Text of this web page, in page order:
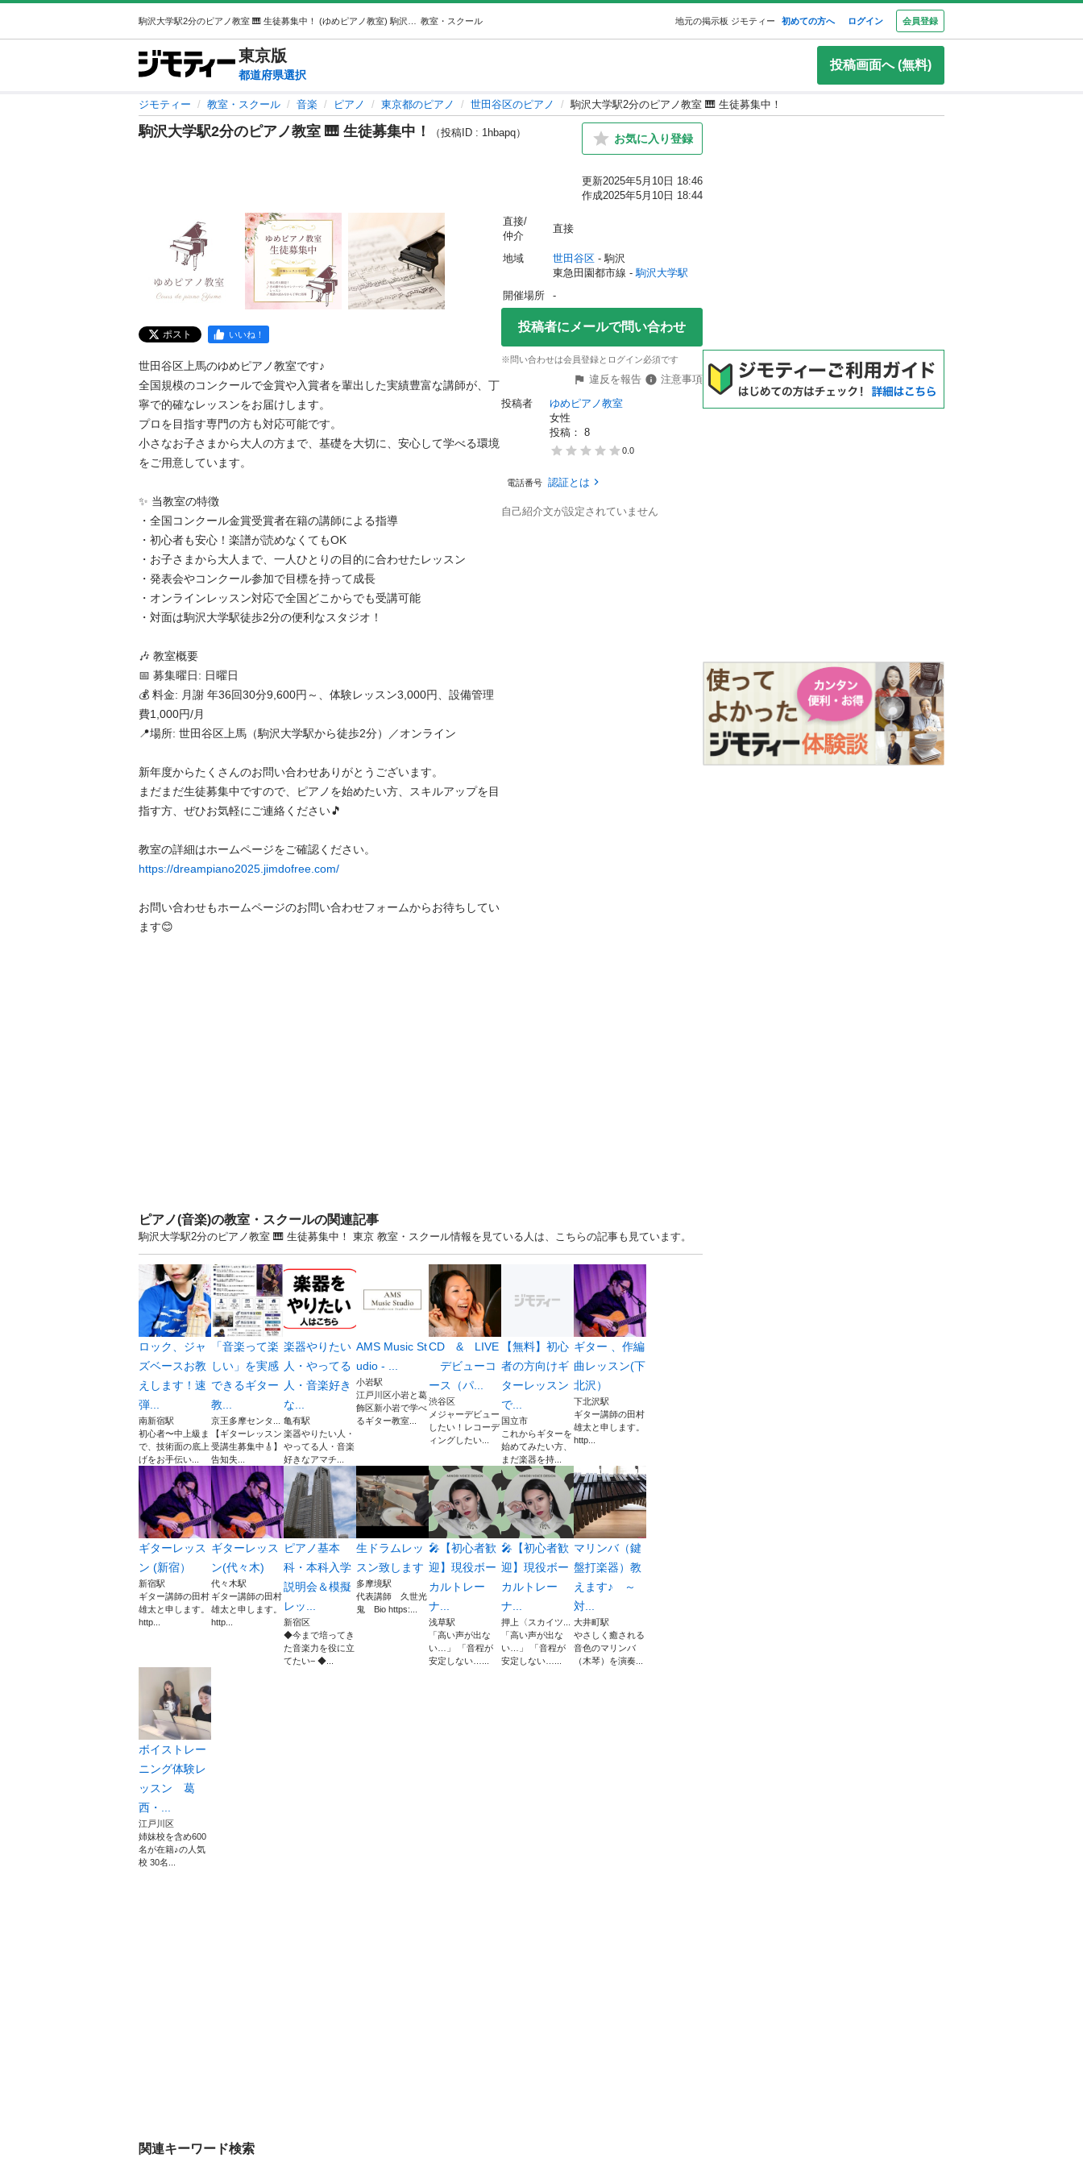
教室・スクール 地元の掲示板 ジモティー 初めての方へ ログイン 会員登録
東京版
都道府県選択
投稿画面へ (無料)
ジモティー 教室・スクール 音楽 ピアノ 東京都のピアノ 世田谷区のピアノ 駒沢大学駅2分のピアノ教室 🎹 生徒募集中！
駒沢大学駅2分のピアノ教室 🎹 生徒募集中！ （投稿ID : 1hbapq） お気に入り登録
更新2025年5月10日 18:46
作成2025年5月10日 18:44
ポスト いいね！
世田谷区上馬のゆめピアノ教室です♪
全国規模のコンクールで金賞や入賞者を輩出した実績豊富な講師が、丁
寧で的確なレッスンをお届けします。
プロを目指す専門の方も対応可能です。
小さなお子さまから大人の方まで、基礎を大切に、安心して学べる環境
をご用意しています。
✨ 当教室の特徴
・全国コンクール金賞受賞者在籍の講師による指導
・初心者も安心！楽譜が読めなくてもOK
・お子さまから大人まで、一人ひとりの目的に合わせたレッスン
・発表会やコンクール参加で目標を持って成長
・オンラインレッスン対応で全国どこからでも受講可能
・対面は駒沢大学駅徒歩2分の便利なスタジオ！
🎶 教室概要
📅 募集曜日: 日曜日
💰 料金: 月謝 年36回30分9,600円～、体験レッスン3,000円、設備管理
費1,000円/月
📍場所: 世田谷区上馬（駒沢大学駅から徒歩2分）／オンライン
新年度からたくさんのお問い合わせありがとうございます。
まだまだ生徒募集中ですので、ピアノを始めたい方、スキルアップを目
指す方、ぜひお気軽にご連絡ください🎵
https://dreampiano2025.jimdofree.com/
お問い合わせもホームページのお問い合わせフォームからお待ちしてい
ます😊
直接/
仲介
直接
地域 世田谷区 - 駒沢
東急田園都市線 - 駒沢大学駅
開催場所
-
投稿者にメールで問い合わせ
※問い合わせは会員登録とログイン必須です
違反を報告
注意事項
投稿者
ゆめピアノ教室
女性
投稿： 8
0.0
電話番号 認証とは
自己紹介文が設定されていません
ピアノ(音楽)の教室・スクールの関連記事
駒沢大学駅2分のピアノ教室 🎹 生徒募集中！ 東京 教室・スクール情報を見ている人は、こちらの記事も見ています。
ロック、ジャ
ズベースお教
えします！速
弾...
南新宿駅
初心者〜中上級ま
で、技術面の底上
げをお手伝い...
「音楽って楽
しい」を実感
できるギター
教...
京王多摩センタ...
【ギターレッスン
受講生募集中🎸】
告知失...
楽器やりたい
人・やってる
人・音楽好き
な...
亀有駅
楽器やりたい人・
やってる人・音楽
好きなアマチ...
AMS Music St
udio - ...
小岩駅
江戸川区小岩と葛
飾区新小岩で学べ
るギター教室...
CD & LIVE
デビューコ
ース（パ...
渋谷区
メジャーデビュー
したい！レコーデ
ィングしたい...
【無料】初心
者の方向けギ
ターレッスン
で...
国立市
これからギターを
始めてみたい方、
まだ楽器を持...
ギター 、作編
曲レッスン(下
北沢）
下北沢駅
ギター講師の田村
雄太と申します。
http...
ギターレッス
ン (新宿）
新宿駅
ギター講師の田村
雄太と申します。
http...
ギターレッス
ン(代々木)
代々木駅
ギター講師の田村
雄太と申します。
http...
ピアノ基本
科・本科入学
説明会＆模擬
レッ...
新宿区
◆今まで培ってき
た音楽力を役に立
てたい− ◆...
生ドラムレッ
スン致します
多摩境駅
代表講師 久世光
鬼 Bio https:...
🎤【初心者歓
迎】現役ボー
カルトレー
ナ...
浅草駅
「高い声が出な
い…」 「音程が
安定しない…...
🎤【初心者歓
迎】現役ボー
カルトレー
ナ...
押上〈スカイツ...
「高い声が出な
い…」 「音程が
安定しない…...
マリンバ（鍵
盤打楽器）教
えます♪ ～
対...
大井町駅
やさしく癒される
音色のマリンバ
（木琴）を演奏...
ボイストレー
ニング体験レ
ッスン 葛
西・...
江戸川区
姉妹校を含め600
名が在籍♪の人気
校 30名...
関連キーワード検索